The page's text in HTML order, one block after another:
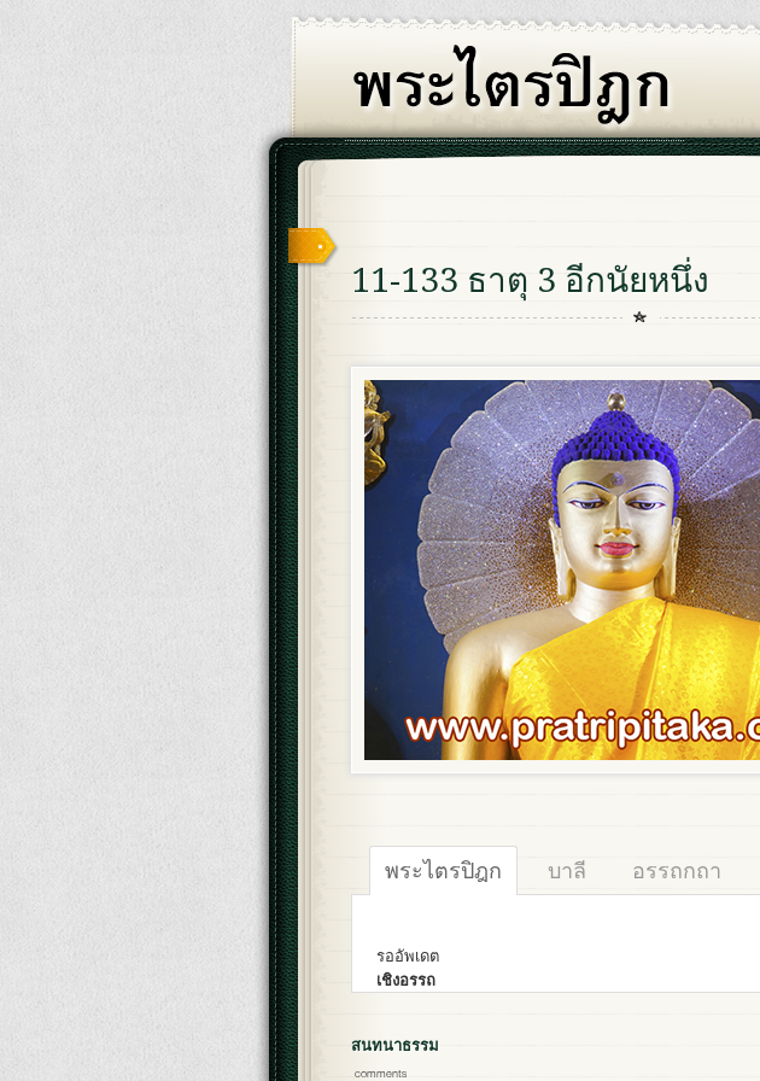
11-133 ธาตุ 3 อีกนัยหนึ่ง
พระไตรปิฎก บาลี อรรถกถา
รออัพเดต
เชิงอรรถ
สนทนาธรรม
comments